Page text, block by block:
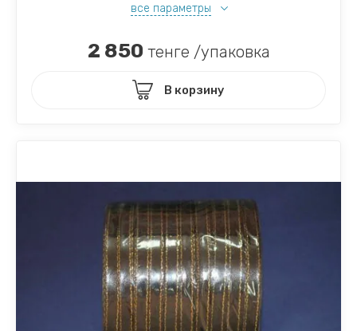
все параметры
2 850 тенге /упаковка
В корзину